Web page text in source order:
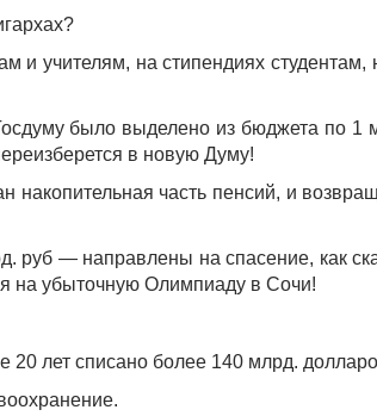
и учителям, на стипендиях студентам,
было выделено из бюджета по 1
в новую Думу!
часть пенсий, и
— направлены на спасение, как
на убыточную Олимпиаду в Сочи!
лет списано более 140 млрд.